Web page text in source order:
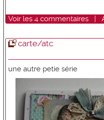
Voir les 4 commentaires |
carte/atc
une autre petie série